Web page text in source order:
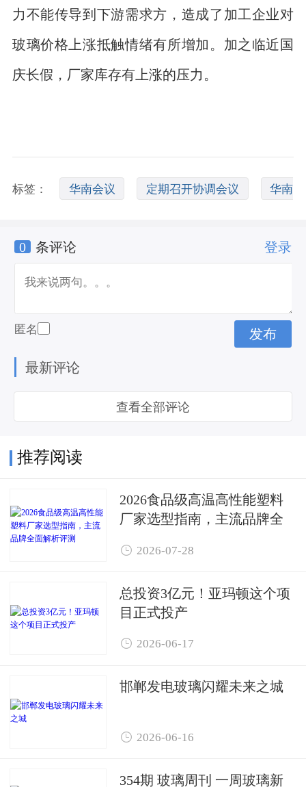
力不能传导到下游需求方，造成了加工企业对
玻璃价格上涨抵触情绪有所增加。加之临近国
庆长假，厂家库存有上涨的压力。
标签： 华南会议 定期召开协调会议 华南
协调创新研究院
0 条评论 登录
匿名
最新评论
查看全部评论
推荐阅读
2026食品级高温高性能塑料
厂家选型指南，主流品牌全
 2026-07-28
总投资3亿元！亚玛顿这个项
目正式投产
 2026-06-17
邯郸发电玻璃闪耀未来之城
 2026-06-16
354期 玻璃周刊 一周玻璃新